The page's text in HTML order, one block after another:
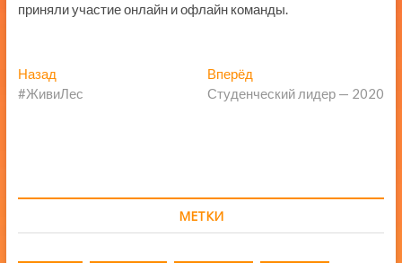
приняли участие онлайн и офлайн команды.
Навигация
по
НазадПредыдущая
запись:
#ЖивиЛес
Вперёд
запись:
Студенческий лидер — 2020
МЕТКИ